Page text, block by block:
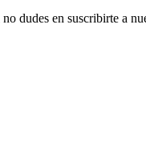
dudes en suscribirte a